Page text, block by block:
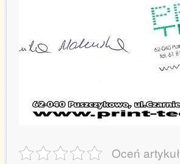
Oceń artykuł